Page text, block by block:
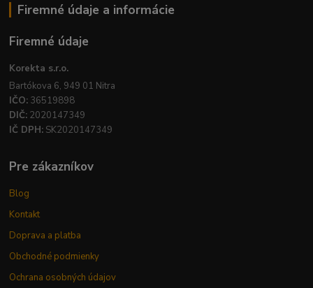
Firemné údaje a informácie
Firemné údaje
Korekta s.r.o.
Bartókova 6, 949 01 Nitra
IČO: 36519898
DIČ: 2020147349
IČ DPH: SK2020147349
Pre zákazníkov
Blog
Kontakt
Doprava a platba
Obchodné podmienky
Ochrana osobných údajov